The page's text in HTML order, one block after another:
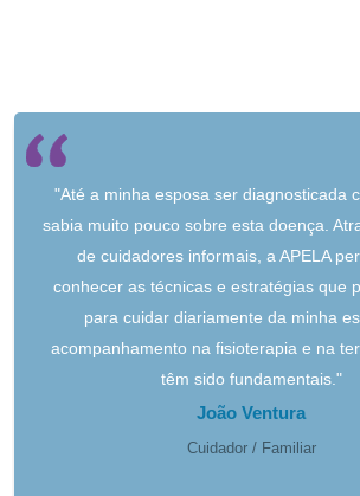
"Até a minha esposa ser diagnosticada
sabia muito pouco sobre esta doença.
de cuidadores informais, a APELA
conhecer as técnicas e estratégias que
para cuidar diariamente da minha
acompanhamento na fisioterapia e na
têm sido fundamentais."
João Ventura
Cuidador / Familiar